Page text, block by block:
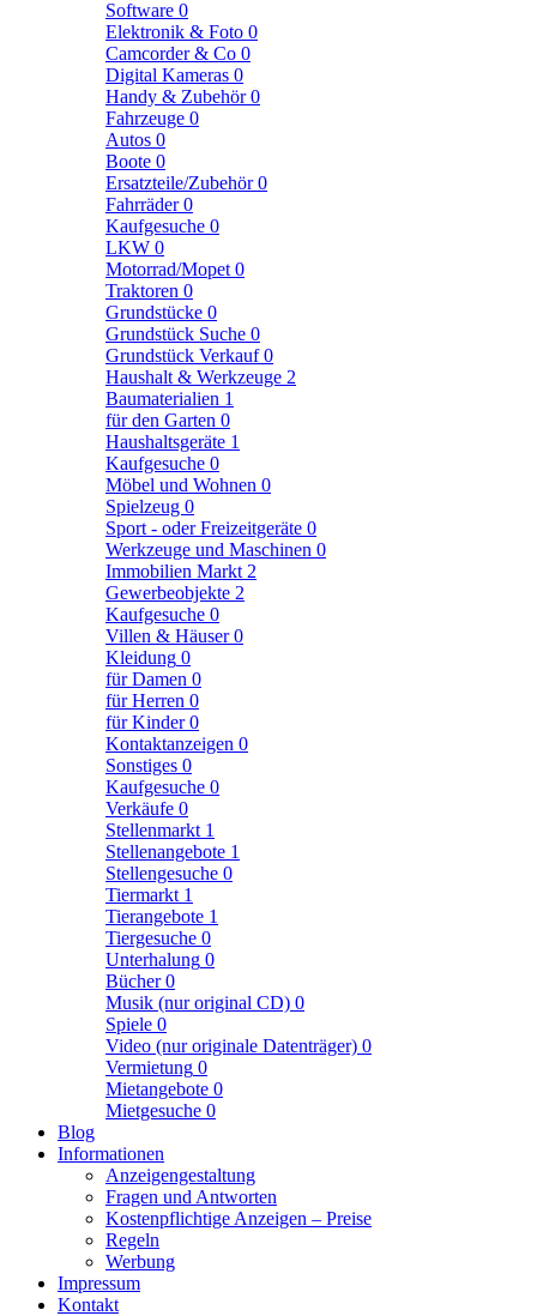
Software 0
Elektronik & Foto 0
Camcorder & Co 0
Digital Kameras 0
Handy & Zubehör0
Fahrzeuge 0
Autos 0
Boote 0
Ersatzteile/Zubehör0
Fahrräder0
Kaufgesuche 0
LKW 0
Motorrad/Mopet 0
Traktoren 0
Grundstücke 0
Grundstück Suche 0
Grundstück Verkauf0
Haushalt & Werkzeuge 2
Baumaterialien 1
für den Garten 0
Haushaltsgeräte 1
Kaufgesuche 0
Möbel und Wohnen 0
Spielzeug 0
Sport - oder Freizeitgeräte 0
Werkzeuge und Maschinen 0
Immobilien Markt 2
Gewerbeobjekte 2
Kaufgesuche 0
Villen & Häuser0
Kleidung 0
für Damen 0
für Herren 0
für Kinder0
Kontaktanzeigen 0
Sonstiges 0
Kaufgesuche 0
Verkäufe 0
Stellenmarkt 1
Stellenangebote 1
Stellengesuche 0
Tiermarkt 1
Tierangebote 1
Tiergesuche 0
Unterhalung 0
Bücher0
Musik (nur original CD) 0
Spiele 0
Video (nur originale Datenträger) 0
Vermietung 0
Mietangebote 0
Mietgesuche 0
Blog
Informationen
Anzeigengestaltung
Fragen und Antworten
Kostenpflichtige Anzeigen – Preise
Regeln
Werbung
Impressum
Kontakt